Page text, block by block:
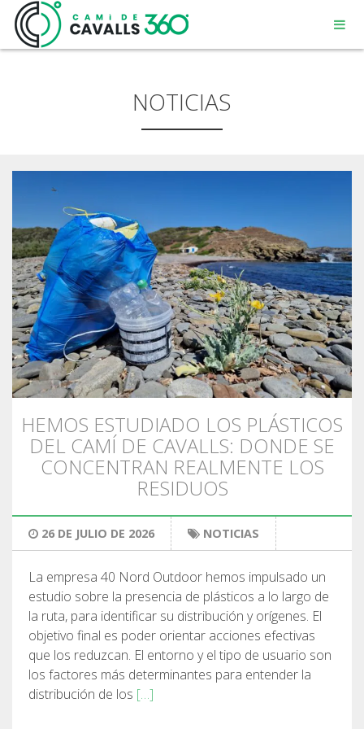
MENORCA
UN CAMINO CON HISTORIA
RECORRIDO DE 360º
SENDERISMO
13 ETAPAS
10 ETAPAS
8 ETAPAS
7 ETAPAS
6 ETAPAS
SELECCIÓN DE ETAPAS
NOTICIAS
HEMOS ESTUDIADO LOS PLÁSTICOS
DEL CAMÍ DE CAVALLS: DONDE SE
CONCENTRAN REALMENTE LOS
RESIDUOS
26 DE JULIO DE 2026 NOTICIAS
La empresa 40 Nord Outdoor hemos impulsado un
estudio sobre la presencia de plásticos a lo largo de
la ruta, para identificar su distribución y orígenes. El
objetivo final es poder orientar acciones efectivas
que los reduzcan. El entorno y el tipo de usuario son
los factores más determinantes para entender la
distribución de los […]